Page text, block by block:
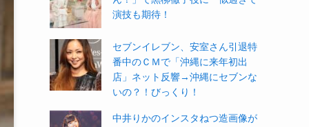
演技も期待！
セブンイレブン、安室さん引退特
番中のＣＭで「沖縄に来年初出
店」ネット反響→沖縄にセブンな
いの？！びっくり！
中井りかのインスタねつ造画像が